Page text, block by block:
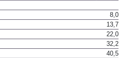
8,0
13,7
22,0
32,2
40,5